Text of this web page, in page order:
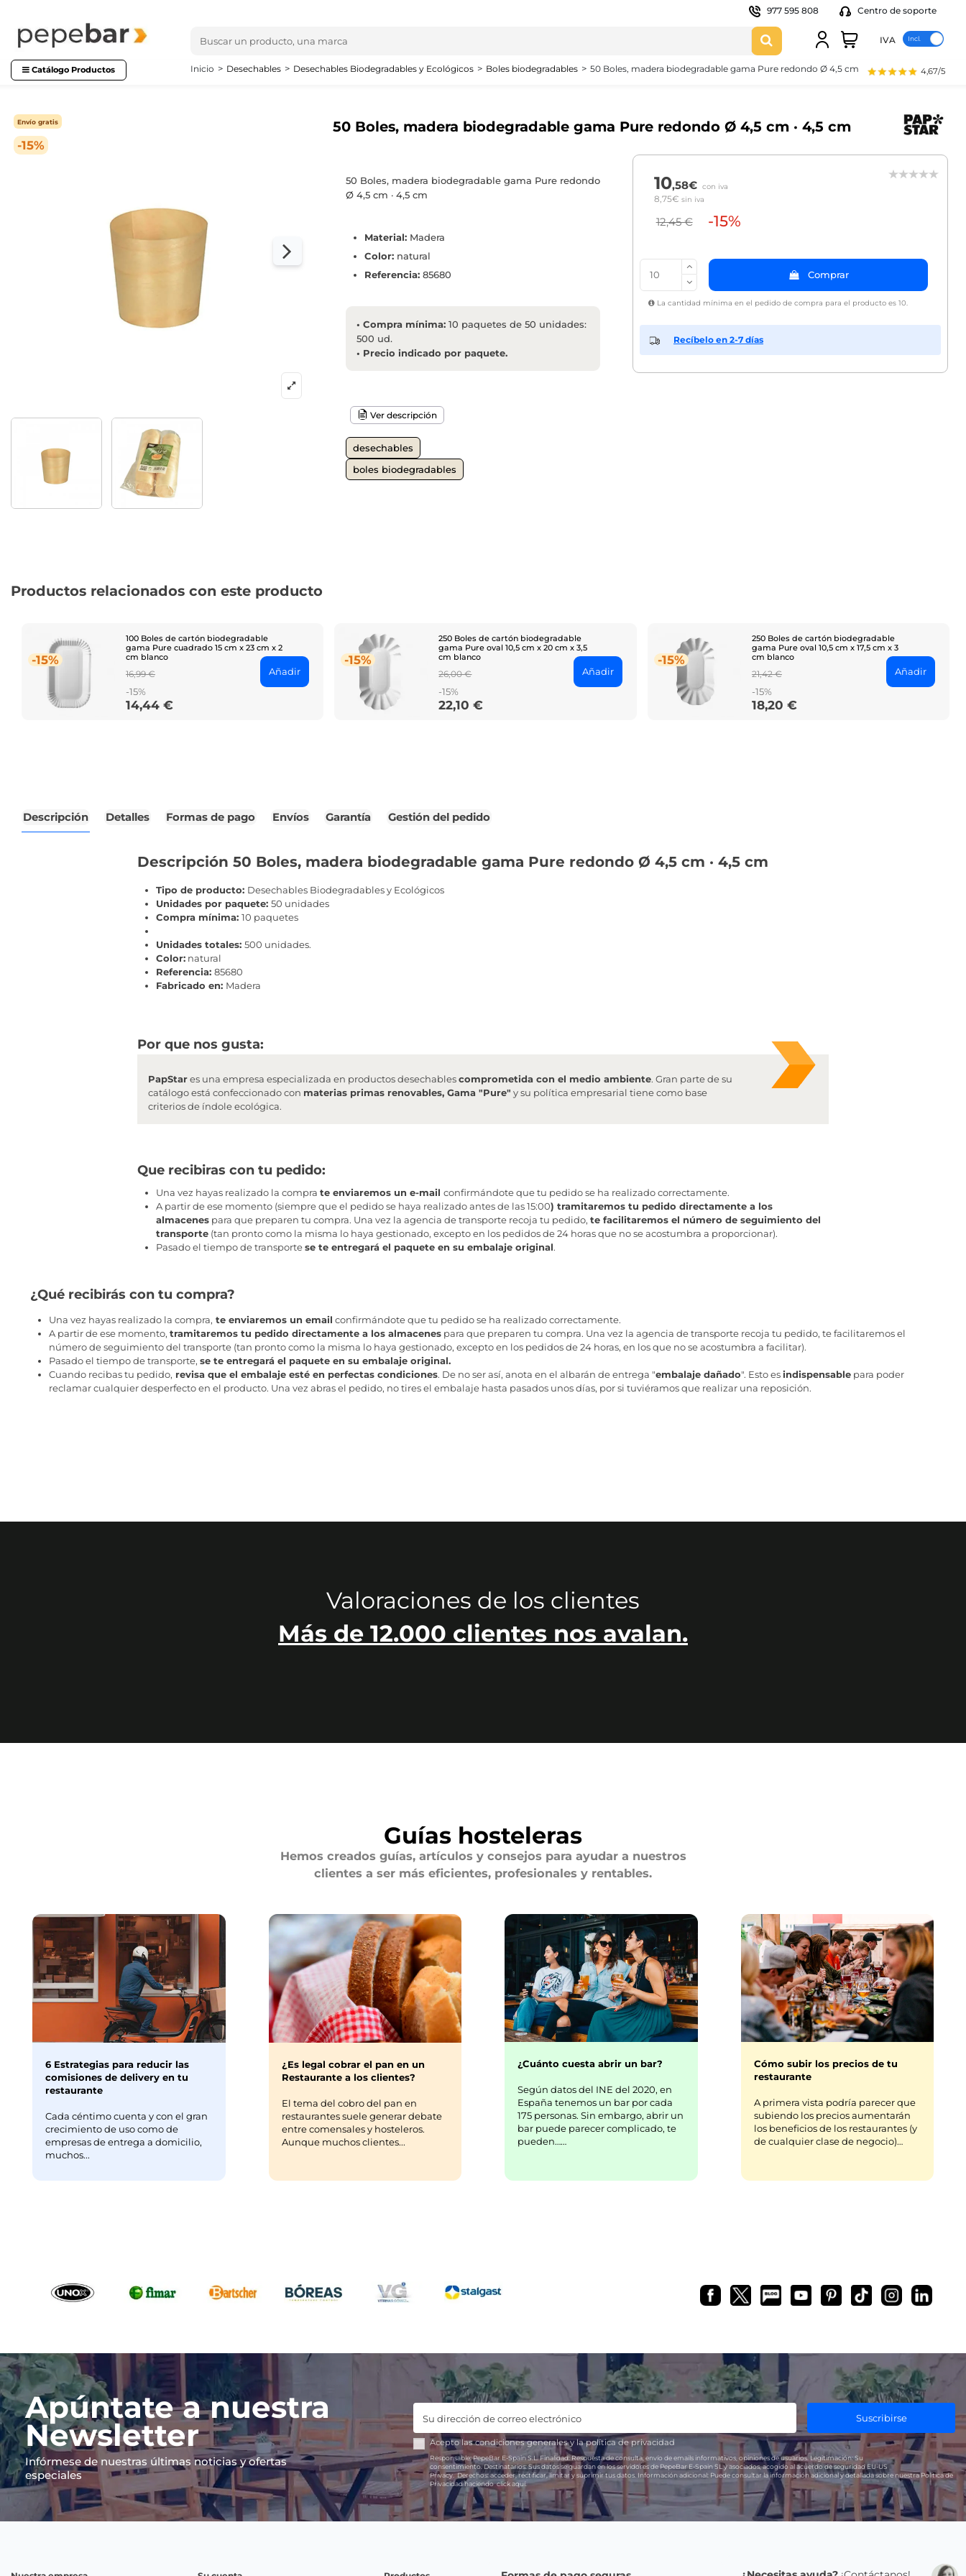
977 595 808 Centro de soporte
IVA
Catálogo Productos 4,67/5
Inicio Desechables Desechables Biodegradables y Ecológicos Boles biodegradables 50 Boles, madera biodegradable gama Pure redondo Ø 4,5 cm · 4,5 cm
-15%
Envío gratis 50 Boles, madera biodegradable gama Pure redondo Ø 4,5 cm · 4,5 cm
50 Boles, madera biodegradable gama Pure redondo
Ø 4,5 cm · 4,5 cm
Material:Madera
Color:natural
Referencia: 85680
• Compra mínima: 10 paquetes de 50 unidades:
500 ud.
• Precio indicado por paquete.
Ver descripción
desechables
boles biodegradables
10,58€ con iva
8,75€ sin iva
12,45 € -15%
Comprar
La cantidad mínima en el pedido de compra para el producto es 10.
Recíbelo en 2-7 días
Productos relacionados con este producto
-15%
100 Boles de cartón biodegradable
gama Pure cuadrado 15 cm x 23 cm x 2
cm blanco
Regular
price
16,99 €
-15%
Price
14,44 €
Añadir
-15%
250 Boles de cartón biodegradable
gama Pure oval 10,5 cm x 20 cm x 3,5
cm blanco
Regular
price
26,00 €
-15%
Price
22,10 €
Añadir
-15%
250 Boles de cartón biodegradable
gama Pure oval 10,5 cm x 17,5 cm x 3
cm blanco
Regular
price
21,42 €
-15%
Price
18,20 €
Añadir
Descripción Detalles Formas de pago Envíos Garantía Gestión del pedido
Descripción 50 Boles, madera biodegradable gama Pure redondo Ø 4,5 cm · 4,5 cm
Tipo de producto: Desechables Biodegradables y Ecológicos
Unidades por paquete: 50 unidades
Compra mínima: 10 paquetes
Unidades totales: 500 unidades.
Color: natural
Referencia: 85680
Fabricado en: Madera
Por que nos gusta:
PapStares una empresa especializada en productos desechablescomprometida con el medio ambiente. Gran parte de su
catálogo está confeccionado con materias primas renovables, Gama "Pure" y su política empresarial tiene como base
criterios de índole ecológica.
Que recibiras con tu pedido:
Una vez hayas realizado la compra te enviaremos un e-mail confirmándote que tu pedido se ha realizado correctamente.
A partir de ese momento (siempre que el pedido se haya realizado antes de las 15:00) tramitaremos tu pedido directamente a los
almacenes para que preparen tu compra. Una vez la agencia de transporte recoja tu pedido, te facilitaremos el número de seguimiento del
transporte (tan pronto como la misma lo haya gestionado, excepto en los pedidos de 24 horas que no se acostumbra a proporcionar).
Pasado el tiempo de transportese te entregará el paquete en su embalaje original.
¿Qué recibirás con tu compra?
Una vez hayas realizado la compra, te enviaremos un email confirmándote que tu pedido se ha realizado correctamente.
A partir de ese momento, tramitaremos tu pedido directamente a los almacenespara que preparen tu compra. Una vez la agencia de transporte recoja tu pedido, te facilitaremos el
número de seguimiento del transporte (tan pronto como la misma lo haya gestionado, excepto en los pedidos de 24 horas, en los que no se acostumbra a facilitar).
Pasado el tiempo de transporte, se te entregará el paquete en su embalaje original.
Cuando recibas tu pedido, revisa que el embalaje esté en perfectas condiciones. De no ser así, anota en el albarán de entrega "embalaje dañado". Esto esindispensablepara poder
reclamar cualquier desperfecto en el producto. Una vez abras el pedido, no tires el embalaje hasta pasados unos días, por si tuviéramos que realizar una reposición.
Valoraciones de los clientes
Más de 12.000 clientes nos avalan.
Guías hosteleras
Hemos creados guías, artículos y consejos para ayudar a nuestros
clientes a ser más eficientes, profesionales y rentables.
6 Estrategias para reducir las
comisiones de delivery en tu
restaurante
Cada céntimo cuenta y con el gran
crecimiento de uso como de
empresas de entrega a domicilio,
muchos...
¿Es legal cobrar el pan en un
Restaurante a los clientes?
El tema del cobro del pan en
restaurantes suele generar debate
entre comensales y hosteleros.
Aunque muchos clientes...
¿Cuánto cuesta abrir un bar?
Según datos del INE del 2020, en
España tenemos un bar por cada
175 personas. Sin embargo, abrir un
bar puede parecer complicado, te
pueden……
Cómo subir los precios de tu
restaurante
A primera vista podría parecer que
subiendo los precios aumentarán
los beneficios de los restaurantes (y
de cualquier clase de negocio)…
Apúntate a nuestra
Newsletter
Infórmese de nuestras últimas noticias y ofertas
especiales
Suscribirse
Acepto lascondiciones generalesy lapolítica de privacidad
Responsable:PepeBar E-Spain S.L.Finalidad:Respuesta de consulta, envío de emails informativos, opiniones de usuarios. Legitimación: Su
consentimiento.Destinatarios:Sus datos se guardan en los servidores de PepeBar E-Spain SL y asociados, acogido al acuerdo de seguridad EU-US
Privacy.Derechos:acceder, rectificar, limitar y suprimir tus datos. Información adicional:Puede consultar la información adicional y detallada sobre nuestra Política de
Privacidad haciendoclick aquí.